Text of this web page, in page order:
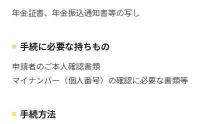
年金証書、年金振込通知書等の写し
手続に必要な持ちもの
申請者のご本人確認書類
マイナンバー（個人番号）の確認に必要な書類等
手続方法